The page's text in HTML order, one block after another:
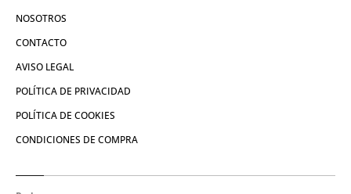
NOSOTROS
CONTACTO
AVISO LEGAL
POLÍTICA DE PRIVACIDAD
POLÍTICA DE COOKIES
CONDICIONES DE COMPRA